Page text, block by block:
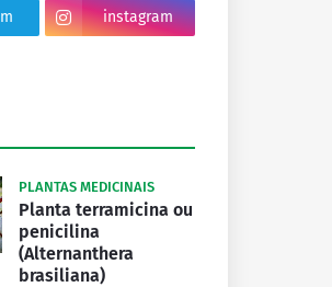
instagram
PLANTAS MEDICINAIS
Planta terramicina ou
penicilina
(Alternanthera
brasiliana)